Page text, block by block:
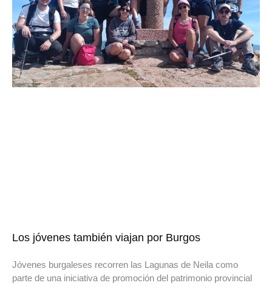
Los jóvenes también viajan por Burgos
Jóvenes burgaleses recorren las Lagunas de Neila como
parte de una iniciativa de promoción del patrimonio provincial